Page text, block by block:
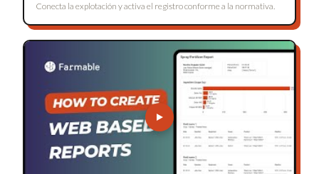
Conecta la explotación y activa el registro conforme a la normativa.